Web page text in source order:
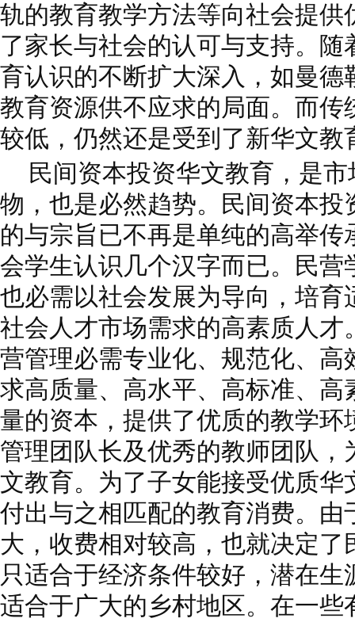
轨的教育教学方法等向社会提供
了家长与社会的认可与支持。
育认识的不断扩大深入，如曼德
教育资源供不应求的局面。而传
较低，仍然还是受到了新华文教
民间资本投资华文教育，是
物，也是必然趋势。民间资本投
的与宗旨已不再是单纯的高举
会学生认识几个汉字而已。民
也必需以社会发展为导向，培育
社会人才市场需求的高素质人才
营管理必需专业化、规范化、高
求高质量、高水平、高标准、高
量的资本，提供了优质的教学环
管理团队长及优秀的教师团队
文教育。为了子女能接受优质
付出与之相匹配的教育消费。由
大，收费相对较高，也就决定
只适合于经济条件较好，潜在
适合于广大的乡村地区。在一些